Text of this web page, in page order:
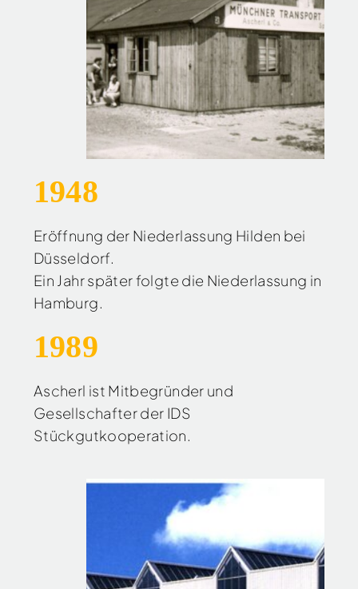
1948
Eröffnung der Niederlassung Hilden bei
Düsseldorf.
Ein Jahr später folgte die Niederlassung in
Hamburg.
1989
Ascherl ist Mitbegründer und
Gesellschafter der IDS
Stückgutkooperation.